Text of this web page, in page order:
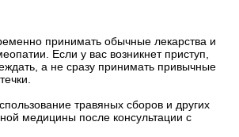
принимать обычные лекарства и
Если у вас возникнет приступ,
а не сразу принимать привычные
травяных сборов и других
медицины после консультации с